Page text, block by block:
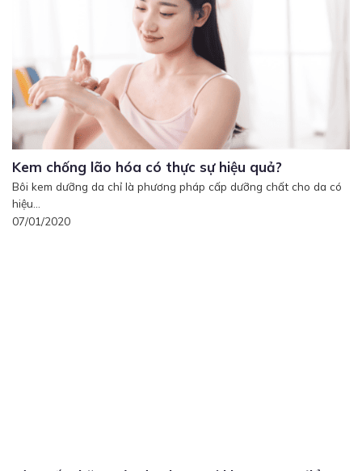
Kem chống lão hóa có thực sự hiệu quả?
Bôi kem dưỡng da chỉ là phương pháp cấp dưỡng chất cho da có
hiệu...
07/01/2020